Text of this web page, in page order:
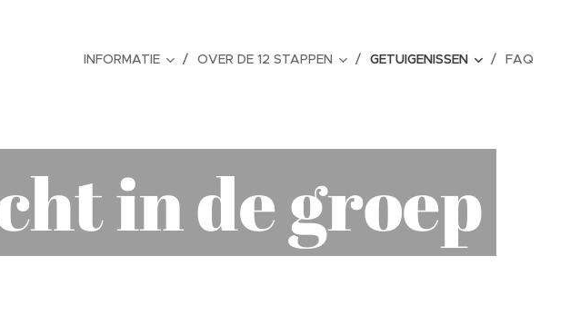
INFORMATIE OVER DE 12 STAPPEN GETUIGENISSEN FAQ
in de groep